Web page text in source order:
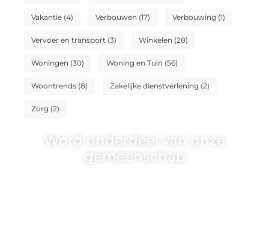
Vakantie(4) Verbouwen (17) Verbouwing (1)
Vervoer en transport(3) Winkelen (28)
Woningen (30) Woning en Tuin (56)
Woontrends(8) Zakelijke dienstverlening (2)
Zorg (2)
Word onderdeel van onze
gemeenschap